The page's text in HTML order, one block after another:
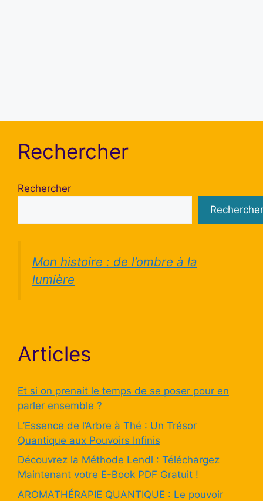
Rechercher
Rechercher
Rechercher
Mon histoire : de l’ombre à la
lumière
Articles
Et si on prenait le temps de se poser pour en
parler ensemble ?
L’Essence de l’Arbre à Thé : Un Trésor
Quantique aux Pouvoirs Infinis
Découvrez la Méthode Lendl : Téléchargez
Maintenant votre E-Book PDF Gratuit !
AROMATHÉRAPIE QUANTIQUE : Le pouvoir